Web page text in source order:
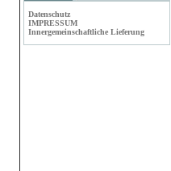
Datenschutz
IMPRESSUM
Innergemeinschaftliche Lieferung